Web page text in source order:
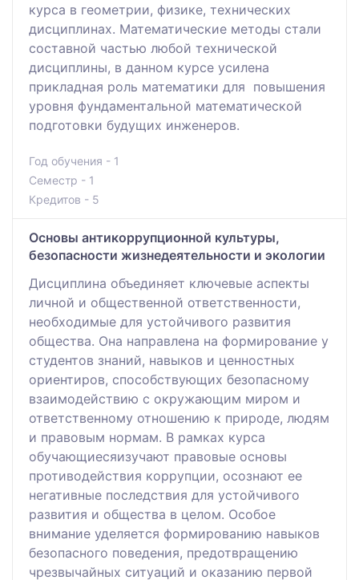
курса в геометрии, физике, технических
дисциплинах. Математические методы стали
составной частью любой технической
дисциплины, в данном курсе усилена
прикладная роль математики для повышения
уровня фундаментальной математической
подготовки будущих инженеров.
Год обучения - 1
Семестр - 1
Кредитов - 5
Основы антикоррупционной культуры,
безопасности жизнедеятельности и экологии
Дисциплина объединяет ключевые аспекты
личной и общественной ответственности,
необходимые для устойчивого развития
общества. Она направлена на формирование у
студентов знаний, навыков и ценностных
ориентиров, способствующих безопасному
взаимодействию с окружающим миром и
ответственному отношению к природе, людям
и правовым нормам. В рамках курса
обучающиесяизучают правовые основы
противодействия коррупции, осознают ее
негативные последствия для устойчивого
развития и общества в целом. Особое
внимание уделяется формированию навыков
безопасного поведения, предотвращению
чрезвычайных ситуаций и оказанию первой